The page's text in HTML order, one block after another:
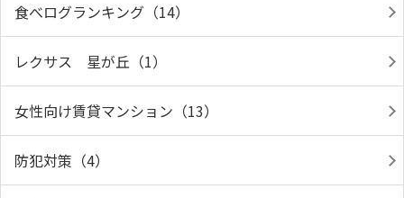
食べログランキング（14）
レクサス 星が丘（1）
女性向け賃貸マンション（13）
防犯対策（4）